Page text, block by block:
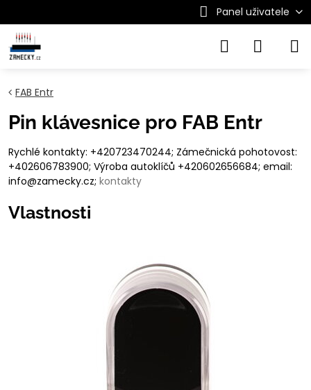
Panel uživatele
FAB Entr
Pin klávesnice pro FAB Entr
Rychlé kontakty: +420723470244; Zámečnická pohotovost:
+402606783900; Výroba autoklíčů +420602656684; email:
info@zamecky.cz; kontakty
Vlastnosti